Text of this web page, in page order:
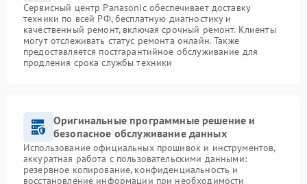
Сервисный центр Panasonic обеспечивает доставку
техники по всей РФ, бесплатную диагностику и
качественный ремонт, включая срочный ремонт. Клиенты
могут отслеживать статус ремонта онлайн. Также
предоставляется постгарантийное обслуживание для
продления срока службы техники
Оригинальные программные решение и
безопасное обслуживание данных
Использование официальных прошивок и инструментов,
аккуратная работа с пользовательскими данными:
резервное копирование, конфиденциальность и
восстановление информации при необходимости